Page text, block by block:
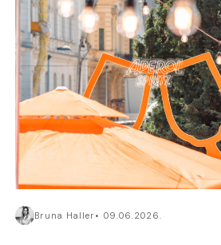
Bruna Haller 09.06.2026.